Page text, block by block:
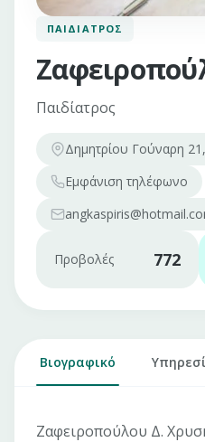
ΠΑΙΔΊΑΤΡΟΣ
Παιδίατρος
Δημητρίου Γούναρη
Εμφάνιση τηλέφωνο
Προβολές 772
Βιογραφικό
Ζαφειροπούλου Δ.